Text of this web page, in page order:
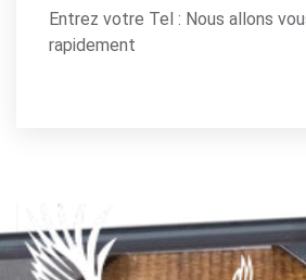
Entrez votre Tel : Nous allons
rapidement